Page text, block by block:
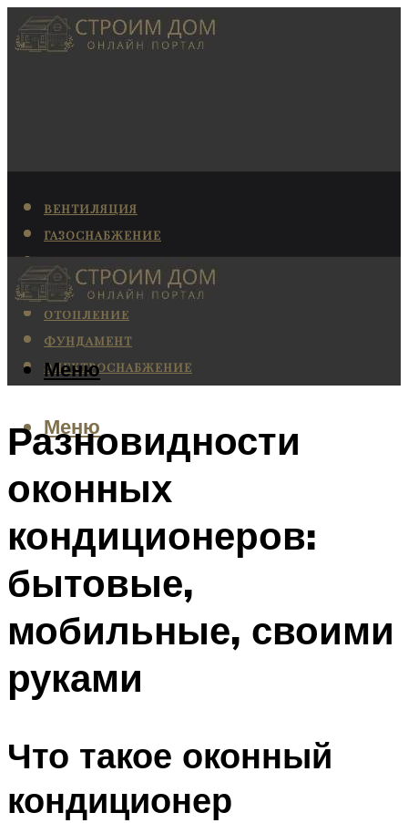
ВЕНТИЛЯЦИЯ
ГАЗОСНАБЖЕНИЕ
КАНАЛИЗАЦИЯ
КОНДИЦИОНИРОВАНИЕ
ОТОПЛЕНИЕ
ФУНДАМЕНТ
ЭЛЕКТРОСНАБЖЕНИЕ
Меню
Меню
Разновидности
оконных
кондиционеров:
бытовые,
мобильные, своими
руками
Что такое оконный
кондиционер